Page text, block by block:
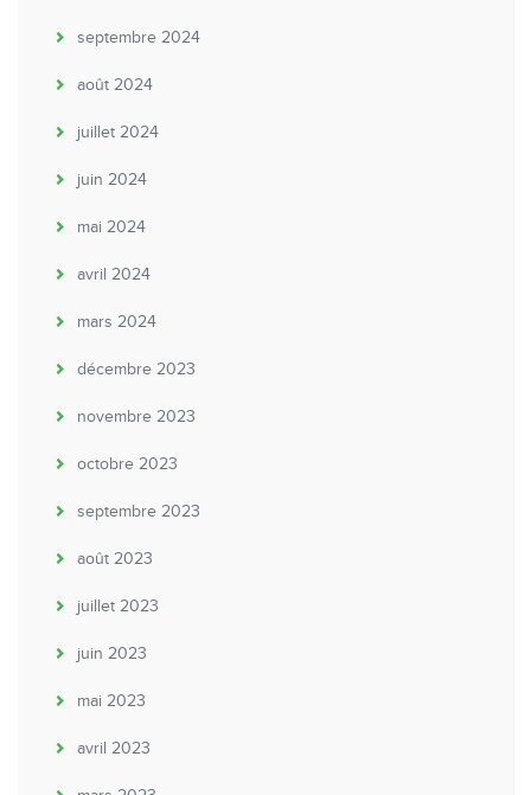
septembre 2024
août 2024
juillet 2024
juin 2024
mai 2024
avril 2024
mars 2024
décembre 2023
novembre 2023
octobre 2023
septembre 2023
août 2023
juillet 2023
juin 2023
mai 2023
avril 2023